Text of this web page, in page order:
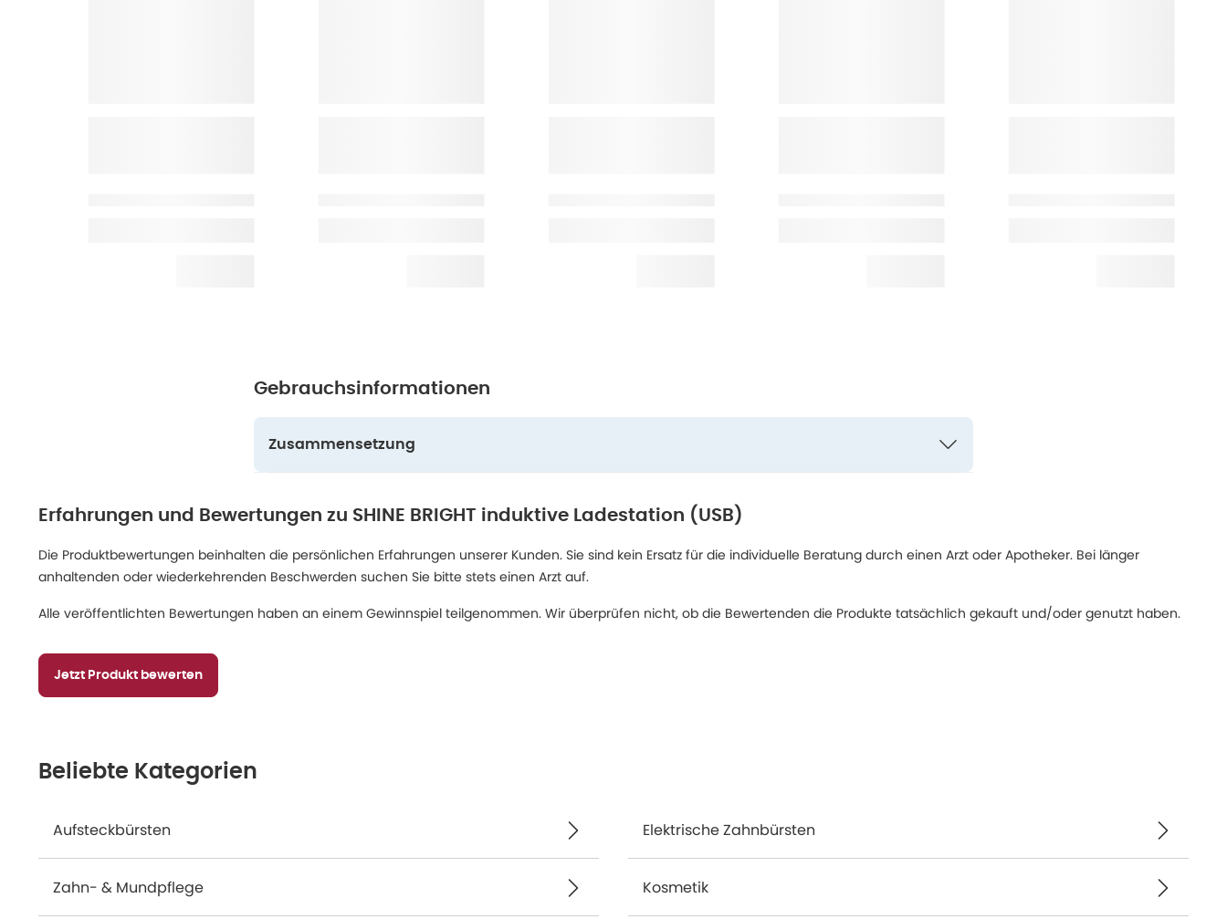
Gebrauchsinformationen
Zusammensetzung
Erfahrungen und Bewertungen zu SHINE BRIGHT induktive Ladestation (USB)
Die Produktbewertungen beinhalten die persönlichen Erfahrungen unserer Kunden. Sie sind kein Ersatz für die individuelle Beratung durch einen Arzt oder Apotheker. Bei länger
anhaltenden oder wiederkehrenden Beschwerden suchen Sie bitte stets einen Arzt auf.
Alle veröffentlichten Bewertungen haben an einem Gewinnspiel teilgenommen. Wir überprüfen nicht, ob die Bewertenden die Produkte tatsächlich gekauft und/oder genutzt haben.
Jetzt Produkt bewerten
Beliebte Kategorien
Aufsteckbürsten Elektrische Zahnbürsten
Zahn- & Mundpflege Kosmetik